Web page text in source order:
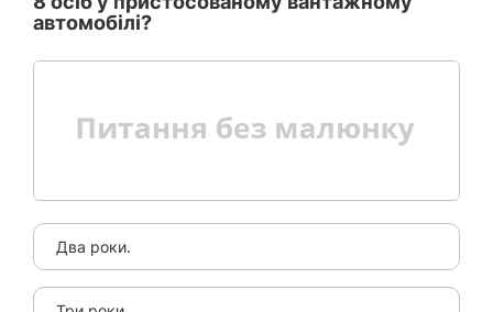
автомобілі?
Два роки.